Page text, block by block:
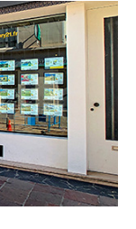
CB